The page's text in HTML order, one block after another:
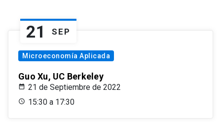
21 SEP
Microeconomía Aplicada
Guo Xu, UC Berkeley
21 de Septiembre de 2022
15:30 a 17:30